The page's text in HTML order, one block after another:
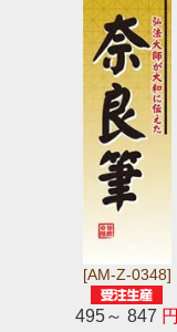
[AM-Z-0348]
495～ 847 円